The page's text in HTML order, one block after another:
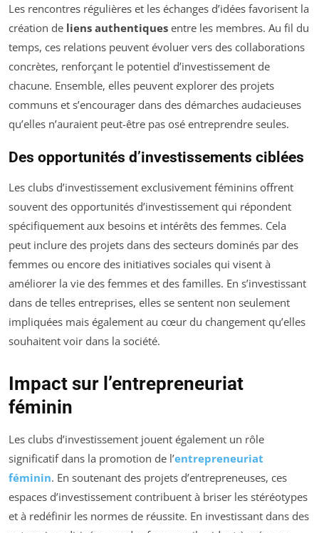
Les rencontres régulières et les échanges d’idées favorisent la
création de liens authentiques entre les membres. Au fil du
temps, ces relations peuvent évoluer vers des collaborations
concrètes, renforçant le potentiel d’investissement de
chacune. Ensemble, elles peuvent explorer des projets
communs et s’encourager dans des démarches audacieuses
qu’elles n’auraient peut-être pas osé entreprendre seules.
Des opportunités d’investissements ciblées
Les clubs d’investissement exclusivement féminins offrent
souvent des opportunités d’investissement qui répondent
spécifiquement aux besoins et intérêts des femmes. Cela
peut inclure des projets dans des secteurs dominés par des
femmes ou encore des initiatives sociales qui visent à
améliorer la vie des femmes et des familles. En s’investissant
dans de telles entreprises, elles se sentent non seulement
impliquées mais également au cœur du changement qu’elles
souhaitent voir dans la société.
Impact sur l’entrepreneuriat
féminin
Les clubs d’investissement jouent également un rôle
significatif dans la promotion de l’entrepreneuriat
féminin. En soutenant des projets d’entrepreneuses, ces
espaces d’investissement contribuent à briser les stéréotypes
et à redéfinir les normes de réussite. En investissant dans des